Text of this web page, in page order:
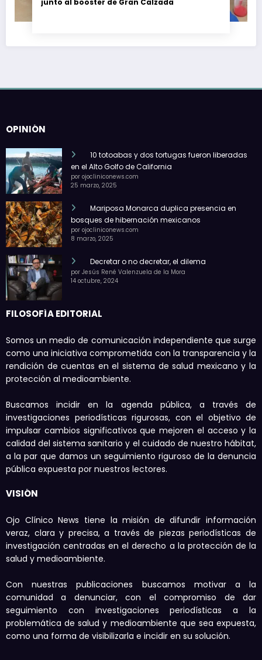
junto al booster de Gran Calzada
OPINIÓN
10 totoabas y dos tortugas fueron liberadas
en el Alto Golfo de California
por ojocliniconews.com
25 marzo, 2025
Mariposa Monarca duplica presencia en
bosques de hibernación mexicanos
por ojocliniconews.com
8 marzo, 2025
Decretar o no decretar, el dilema
por Jesús René Valenzuela de la Mora
14 octubre, 2024
FILOSOFÍA EDITORIAL
Somos un medio de comunicación independiente que surge
como una iniciativa comprometida con la transparencia y la
rendición de cuentas en el sistema de salud mexicano y la
protección al medioambiente.
Buscamos incidir en la agenda pública, a través de
investigaciones periodísticas rigurosas, con el objetivo de
impulsar cambios significativos que mejoren el acceso y la
calidad del sistema sanitario y el cuidado de nuestro hábitat,
a la par que damos un seguimiento riguroso de la denuncia
pública expuesta por nuestros lectores.
VISIÓN
Ojo Clínico News tiene la misión de difundir información
veraz, clara y precisa, a través de piezas periodísticas de
investigación centradas en el derecho a la protección de la
salud y medioambiente.
Con nuestras publicaciones buscamos motivar a la
comunidad a denunciar, con el compromiso de dar
seguimiento con investigaciones periodísticas a la
problemática de salud y medioambiente que sea expuesta,
como una forma de visibilizarla e incidir en su solución.